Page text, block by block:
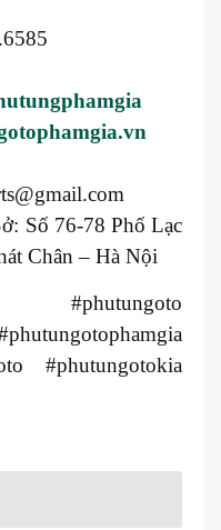
Số 76-78 Phố Lạc
Chân – Hà Nội
#phutungotokia